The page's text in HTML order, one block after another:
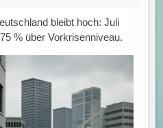
bleibt hoch: Juli
% über Vorkrisenniveau.